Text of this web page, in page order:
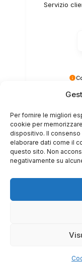
Per fornire le migliori
cookie per
dispositivo. Il
elaborare dati come il
questo sito. Non
negativamente su
Grazie per le
fornire il
Grazie ancora!
Servizio